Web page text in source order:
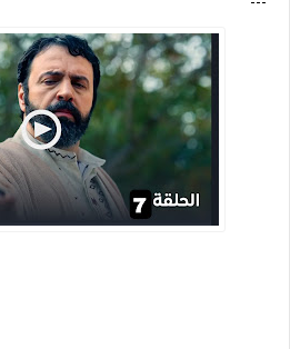
---